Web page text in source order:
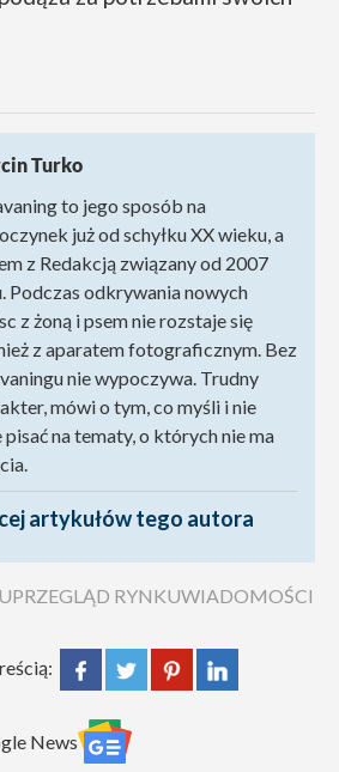
Turko
to jego sposób na
już od schyłku XX wieku, a
z Redakcją związany od 2007
Podczas odkrywania nowych
z żoną i psem nie rozstaje się
z aparatem fotograficznym. Bez
nie wypoczywa. Trudny
mówi o tym, co myśli i nie
pisać na tematy, o których nie ma
artykułów tego autora
PRZEGLĄD RYNKUWIADOMOŚCI
News